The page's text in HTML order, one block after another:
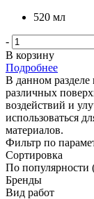
520 мл
-
В корзину
Подробнее
В данном разделе
различных
воздействий и
использоваться
материалов.
Фильтр по
Сортировка
По популярности
Бренды
Вид работ